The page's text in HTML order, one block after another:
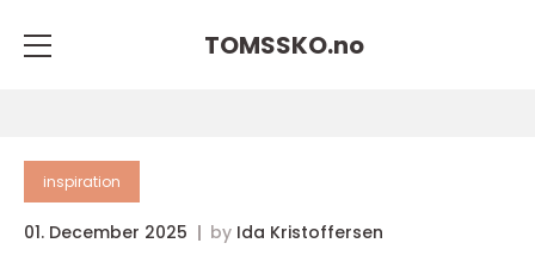
TOMSSKO.no
inspiration
01. December 2025 by Ida Kristoffersen